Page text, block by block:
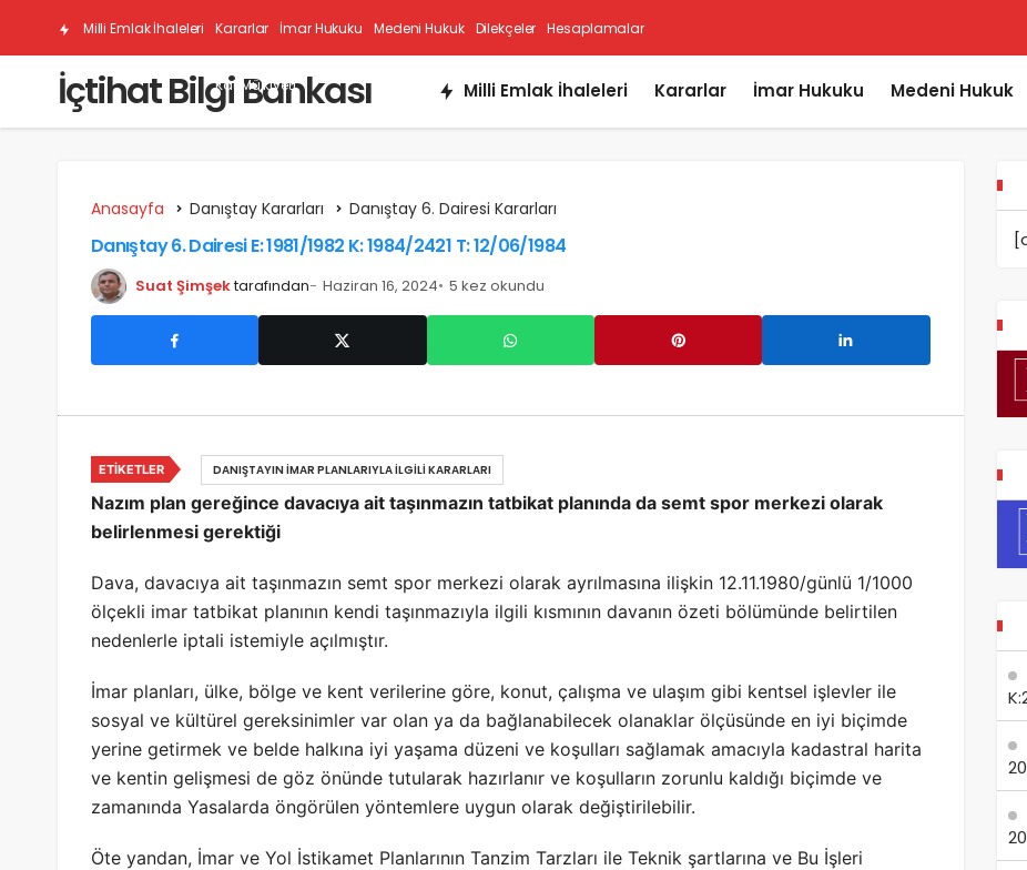
Milli Emlak İhaleleri Kararlar İmar Hukuku Medeni Hukuk Dilekçeler Hesaplamalar
Kat Mülkiyeti
İçtihat Bilgi Bankası Milli Emlak İhaleleri Kararlar İmar Hukuku Medeni Hukuk
Anasayfa Danıştay Kararları Danıştay 6. Dairesi Kararları
Danıştay 6. Dairesi E: 1981/1982 K: 1984/2421 T: 12/06/1984
Suat Şimşektarafından Haziran 16, 2024 5 kez okundu
Nazım plan gereğince davacıya ait taşınmazın tatbikat planında da semt spor merkezi olarak
belirlenmesi gerektiği
Dava, davacıya ait taşınmazın semt spor merkezi olarak ayrılmasına ilişkin 12.11.1980/günlü 1/1000
ölçekli imar tatbikat planının kendi taşınmazıyla ilgili kısmının davanın özeti bölümünde belirtilen
nedenlerle iptali istemiyle açılmıştır.
İmar planları, ülke, bölge ve kent verilerine göre, konut, çalışma ve ulaşım gibi kentsel işlevler ile
sosyal ve kültürel gereksinimler var olan ya da bağlanabilecek olanaklar ölçüsünde en iyi biçimde
yerine getirmek ve belde halkına iyi yaşama düzeni ve koşulları sağlamak amacıyla kadastral harita
ve kentin gelişmesi de göz önünde tutularak hazırlanır ve koşulların zorunlu kaldığı biçimde ve
zamanında Yasalarda öngörülen yöntemlere uygun olarak değiştirilebilir.
Öte yandan, İmar ve Yol İstikamet Planlarının Tanzim Tarzları ile Teknik şartlarına ve Bu İşleri
ETIKETLER DANIŞTAYIN İMAR PLANLARIYLA İLGILI KARARLARI